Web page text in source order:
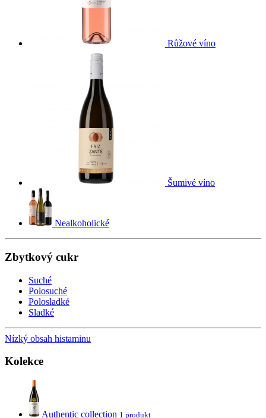
Růžové víno
Šumivé víno
Nealkoholické
Zbytkový cukr
Suché
Polosuché
Polosladké
Sladké
Nízký obsah histaminu
Kolekce
Authentic collection 1 produkt